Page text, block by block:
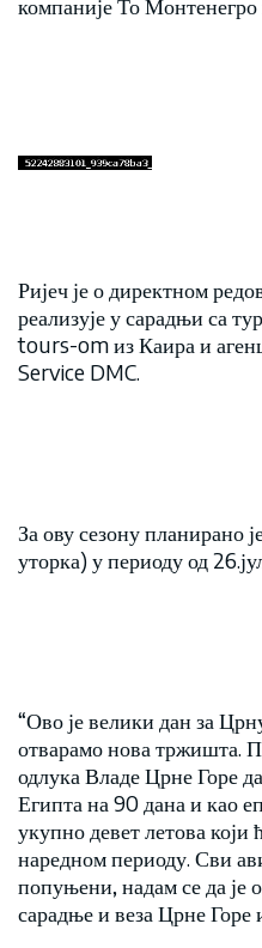
Ријеч је о директном
реализује у сарадњи са
tours-om из Каира и
Service DMC.
За ову сезону планирано
уторка) у периоду од
“Ово је велики дан за
отварамо нова тржишта.
одлука Владе Црне Горе
Египта на 90 дана и као
укупно девет летова који
наредном периоду. Сви
попуњени, надам се да је
сарадње и веза Црне Горе